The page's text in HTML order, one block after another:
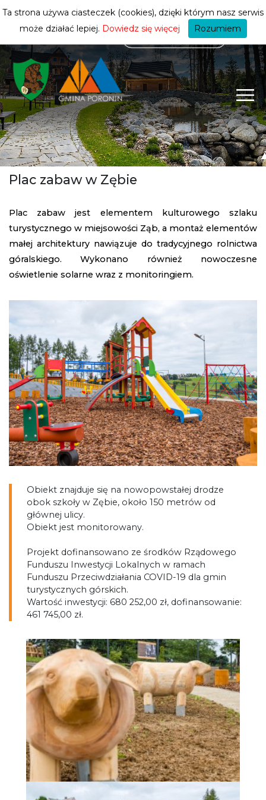
mieszkańca
Plac zabaw w Zębie
Plac zabaw jest elementem kulturowego szlaku
turystycznego w miejsowości Ząb, a montaż elementów
małej architektury nawiązuje do tradycyjnego rolnictwa
góralskiego. Wykonano również nowoczesne
oświetlenie solarne wraz z monitoringiem.
Obiekt znajduje się na nowopowstałej drodze
obok szkoły w Zębie, około 150 metrów od
głównej ulicy.
Obiekt jest monitorowany.
Projekt dofinansowano ze środków Rządowego
Funduszu Inwestycji Lokalnych w ramach
Funduszu Przeciwdziałania COVID-19 dla gmin
turystycznych górskich.
Wartość inwestycji: 680 252,00 zł, dofinansowanie:
461 745,00 zł.
Ta strona używa ciasteczek (cookies), dzięki którym nasz serwis
może działać lepiej. Dowiedz się więcej Rozumiem